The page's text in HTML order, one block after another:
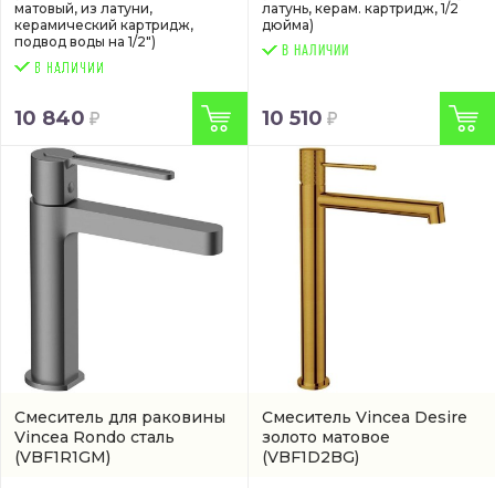
матовый, из латуни,
керамический картридж,
подвод воды на 1/2")
10 840
латунь, керам. картридж, 1/2
дюйма)
В НАЛИЧИИ
10 510
Смеситель для раковины
Vincea Rondo сталь
(VBF1R1GM)
Смеситель Vincea Desire
золото матовое
(VBF1D2BG)